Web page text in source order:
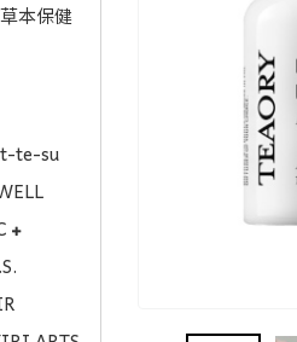
本保健
te-su